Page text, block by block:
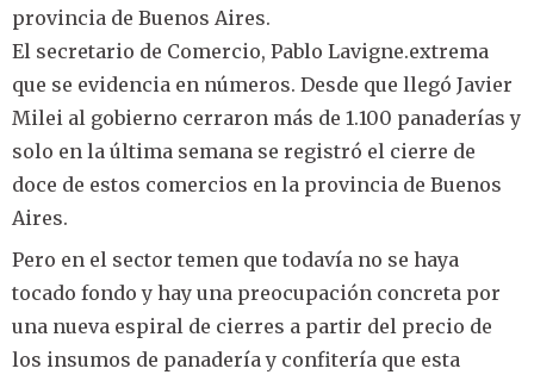
provincia de Buenos Aires.
El secretario de Comercio, Pablo Lavigne.extrema
que se evidencia en números. Desde que llegó Javier
Milei al gobierno cerraron más de 1.100 panaderías y
solo en la última semana se registró el cierre de
doce de estos comercios en la provincia de Buenos
Aires.
Pero en el sector temen que todavía no se haya
tocado fondo y hay una preocupación concreta por
una nueva espiral de cierres a partir del precio de
los insumos de panadería y confitería que esta